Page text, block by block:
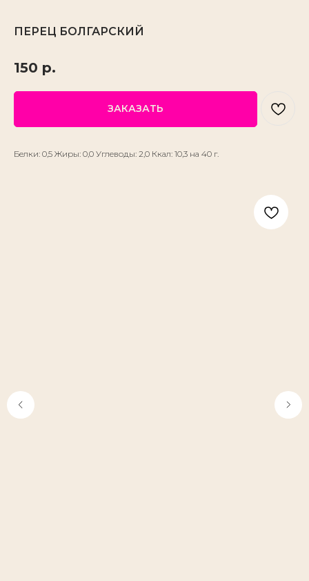
ПЕРЕЦ БОЛГАРСКИЙ
150 р.
ЗАКАЗАТЬ
Белки: 0,5 Жиры: 0,0 Углеводы: 2,0 Ккал: 10,3 на 40 г.